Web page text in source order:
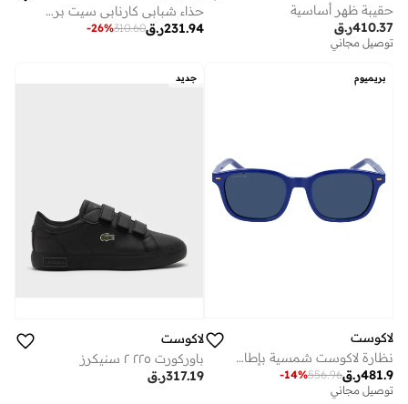
حقيبة ظهر أساسية
ر.ق410.37
توصيل مجاني
حذاء شبابي كارنابي سيت برقبة منخفضة
ر.ق231.94
310.60
-26%
بريميوم
لاكوست
نظارة لاكوست شمسية بإطار كامل
ر.ق481.9
556.96
-14%
توصيل مجاني
جديد
لاكوست
باوركورت ٢٢٥ ٢ سنيكرز
ر.ق317.19